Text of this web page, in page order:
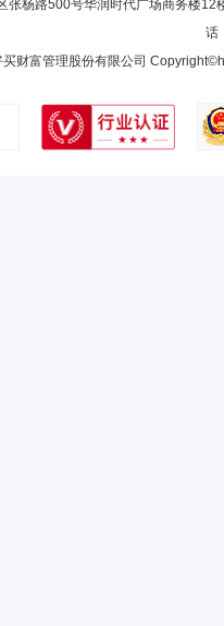
理、财务部主管、财务部负责人，
财务部负责人。段婧女士还曾供职
张杨路500号华润时代广场商务楼12
话
买财富管理股份有限公司